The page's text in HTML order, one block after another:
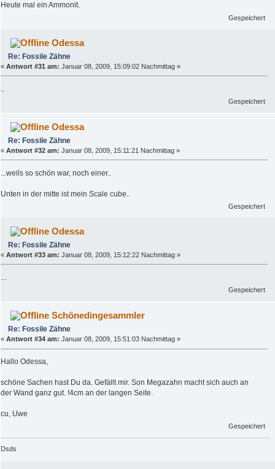
Heute mal ein Ammonit.
Gespeichert
Odessa
Re: Fossile Zähne
« Antwort #31 am: Januar 08, 2009, 15:09:02 Nachmittag »
Gespeichert
Odessa
Re: Fossile Zähne
« Antwort #32 am: Januar 08, 2009, 15:11:21 Nachmittag »
...weils so schön war, noch einer..
Unten in der mitte ist mein Scale cube..
Gespeichert
Odessa
Re: Fossile Zähne
« Antwort #33 am: Januar 08, 2009, 15:12:22 Nachmittag »
...
Gespeichert
Schönedingesammler
Re: Fossile Zähne
« Antwort #34 am: Januar 08, 2009, 15:51:03 Nachmittag »
Hallo Odessa,
schöne Sachen hast Du da. Gefällt mir. Son Megazahn macht sich auch an
der Wand ganz gut. !4cm an der langen Seite.
cu, Uwe
Gespeichert
Dsds